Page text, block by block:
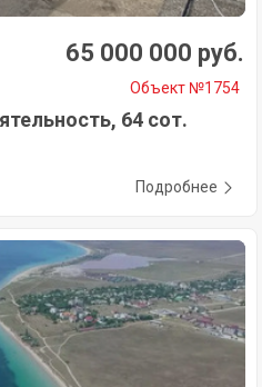
65 000 000 руб.
Объект №1754
64 сот.
Подробнее